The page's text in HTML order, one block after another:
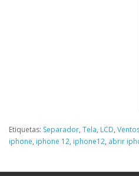
Etiquetas: Separador, Tela, LCD,
iphone, iphone 12, iphone12, abrir